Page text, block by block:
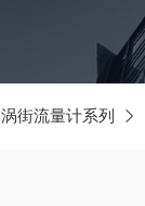
涡街流量计系列